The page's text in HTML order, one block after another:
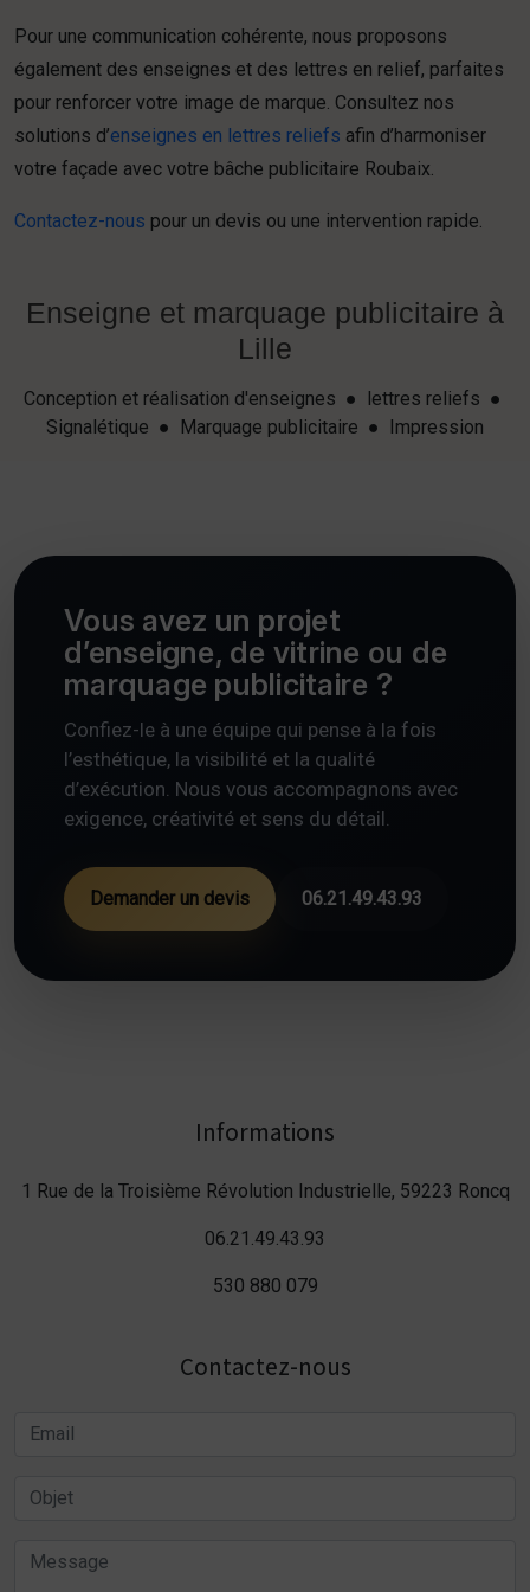
Pour une communication cohérente, nous proposons
également des enseignes et des lettres en relief, parfaites
pour renforcer votre image de marque. Consultez nos
solutions d’enseignes en lettres reliefs afin d’harmoniser
votre façade avec votre bâche publicitaire Roubaix.
Contactez-nous pour un devis ou une intervention rapide.
Enseigne et marquage publicitaire à
Lille
Conception et réalisation d'enseignes ● lettres reliefs ●
Signalétique ● Marquage publicitaire ● Impression
Vous avez un projet
d’enseigne, de vitrine ou de
marquage publicitaire ?
Confiez-le à une équipe qui pense à la fois
l’esthétique, la visibilité et la qualité
d’exécution. Nous vous accompagnons avec
exigence, créativité et sens du détail.
Demander un devis 06.21.49.43.93
Informations
1 Rue de la Troisième Révolution Industrielle, 59223 Roncq
06.21.49.43.93
530 880 079
Contactez-nous